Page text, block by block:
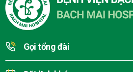
Gọi tổng đài